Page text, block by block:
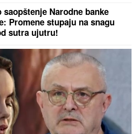
saopštenje Narodne banke
Promene stupaju na snagu
sutra ujutru!